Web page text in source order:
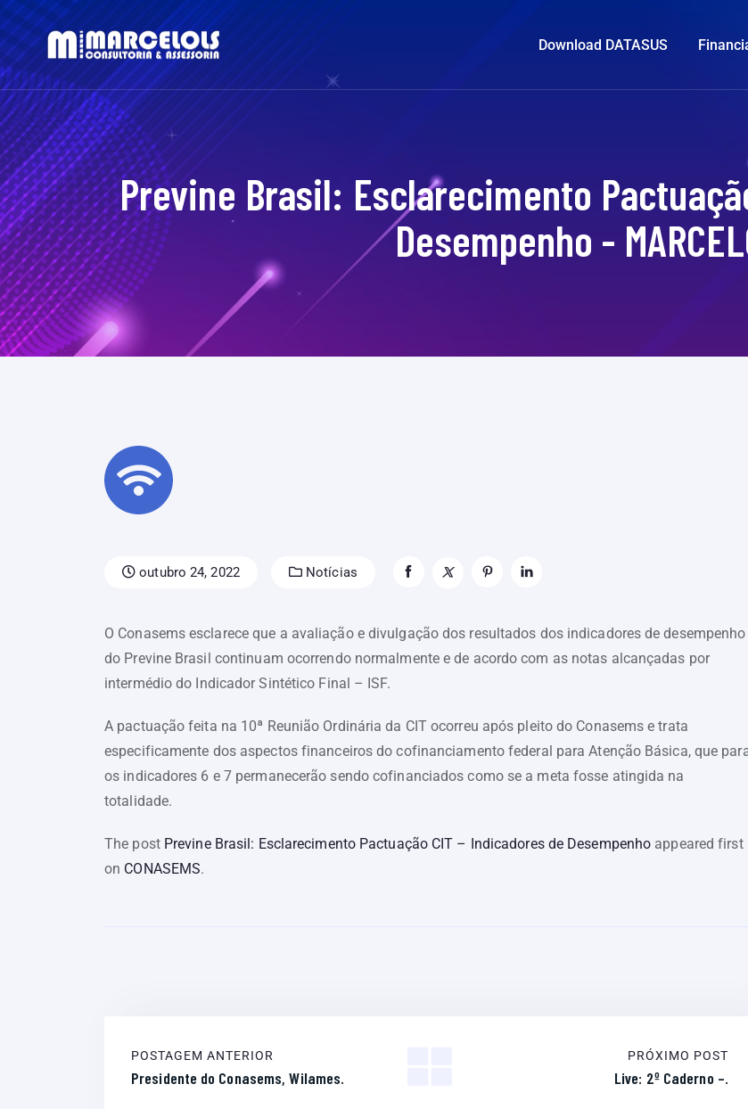
Download DATASUS
Previne Brasil: Esclarecimento
Desempenho -
outubro 24, 2022 Notícias
O Conasems esclarece que a avaliação e divulgação dos resultados dos indicadores de desempenho
do Previne Brasil continuam ocorrendo normalmente e de acordo com as notas alcançadas por
intermédio do Indicador Sintético Final – ISF.
A pactuação feita na 10ª Reunião Ordinária da CIT ocorreu após pleito do Conasems e trata
especificamente dos aspectos financeiros do cofinanciamento federal para Atenção Básica, que
os indicadores 6 e 7 permanecerão sendo cofinanciados como se a meta fosse atingida na
totalidade.
The post Previne Brasil: Esclarecimento Pactuação CIT – Indicadores de Desempenho appeared first
on CONASEMS.
POSTAGEM ANTERIOR
Presidente do Conasems, Wilames.
PRÓXIMO POST
Live: 2º Caderno –.